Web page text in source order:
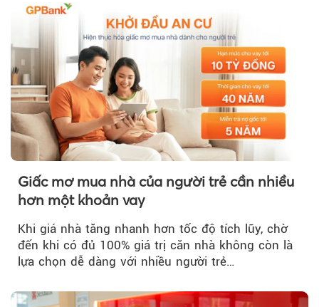
Giấc mơ mua nhà của người trẻ cần nhiều
hơn một khoản vay
Khi giá nhà tăng nhanh hơn tốc độ tích lũy, chờ
đến khi có đủ 100% giá trị căn nhà không còn là
lựa chọn dễ dàng với nhiều người trẻ…